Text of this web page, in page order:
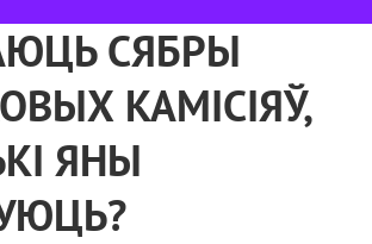
СЯБРЫ
КАМІСІЯЎ,
ЯНЫ